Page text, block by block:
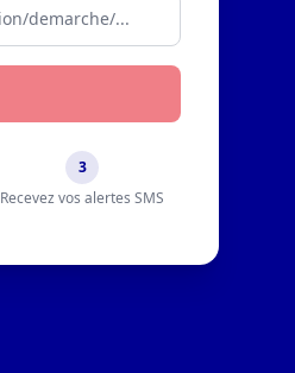
3
Recevez vos alertes SMS